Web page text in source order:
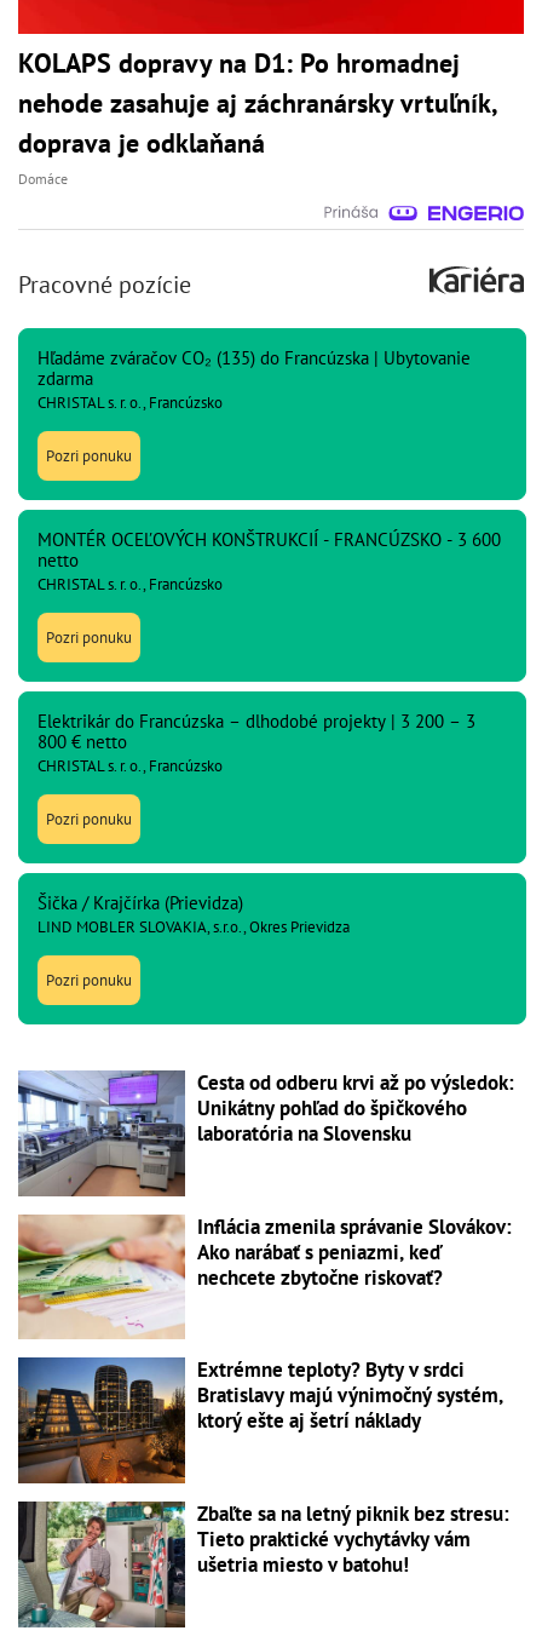
KOLAPS dopravy na D1: Po hromadnej
nehode zasahuje aj záchranársky vrtuľník,
doprava je odklaňaná
Domáce
Pracovné pozície
Hľadáme zváračov CO₂ (135) do Francúzska | Ubytovanie
zdarma
CHRISTAL s. r. o., Francúzsko
Pozri ponuku
MONTÉR OCEĽOVÝCH KONŠTRUKCIÍ - FRANCÚZSKO - 3 600
netto
CHRISTAL s. r. o., Francúzsko
Pozri ponuku
Elektrikár do Francúzska – dlhodobé projekty | 3 200 – 3
800 € netto
CHRISTAL s. r. o., Francúzsko
Pozri ponuku
Šička / Krajčírka (Prievidza)
LIND MOBLER SLOVAKIA, s.r.o., Okres Prievidza
Pozri ponuku
Cesta od odberu krvi až po výsledok:
Unikátny pohľad do špičkového
laboratória na Slovensku
Inflácia zmenila správanie Slovákov:
Ako narábať s peniazmi, keď
nechcete zbytočne riskovať?
Extrémne teploty? Byty v srdci
Bratislavy majú výnimočný systém,
ktorý ešte aj šetrí náklady
Zbaľte sa na letný piknik bez stresu:
Tieto praktické vychytávky vám
ušetria miesto v batohu!